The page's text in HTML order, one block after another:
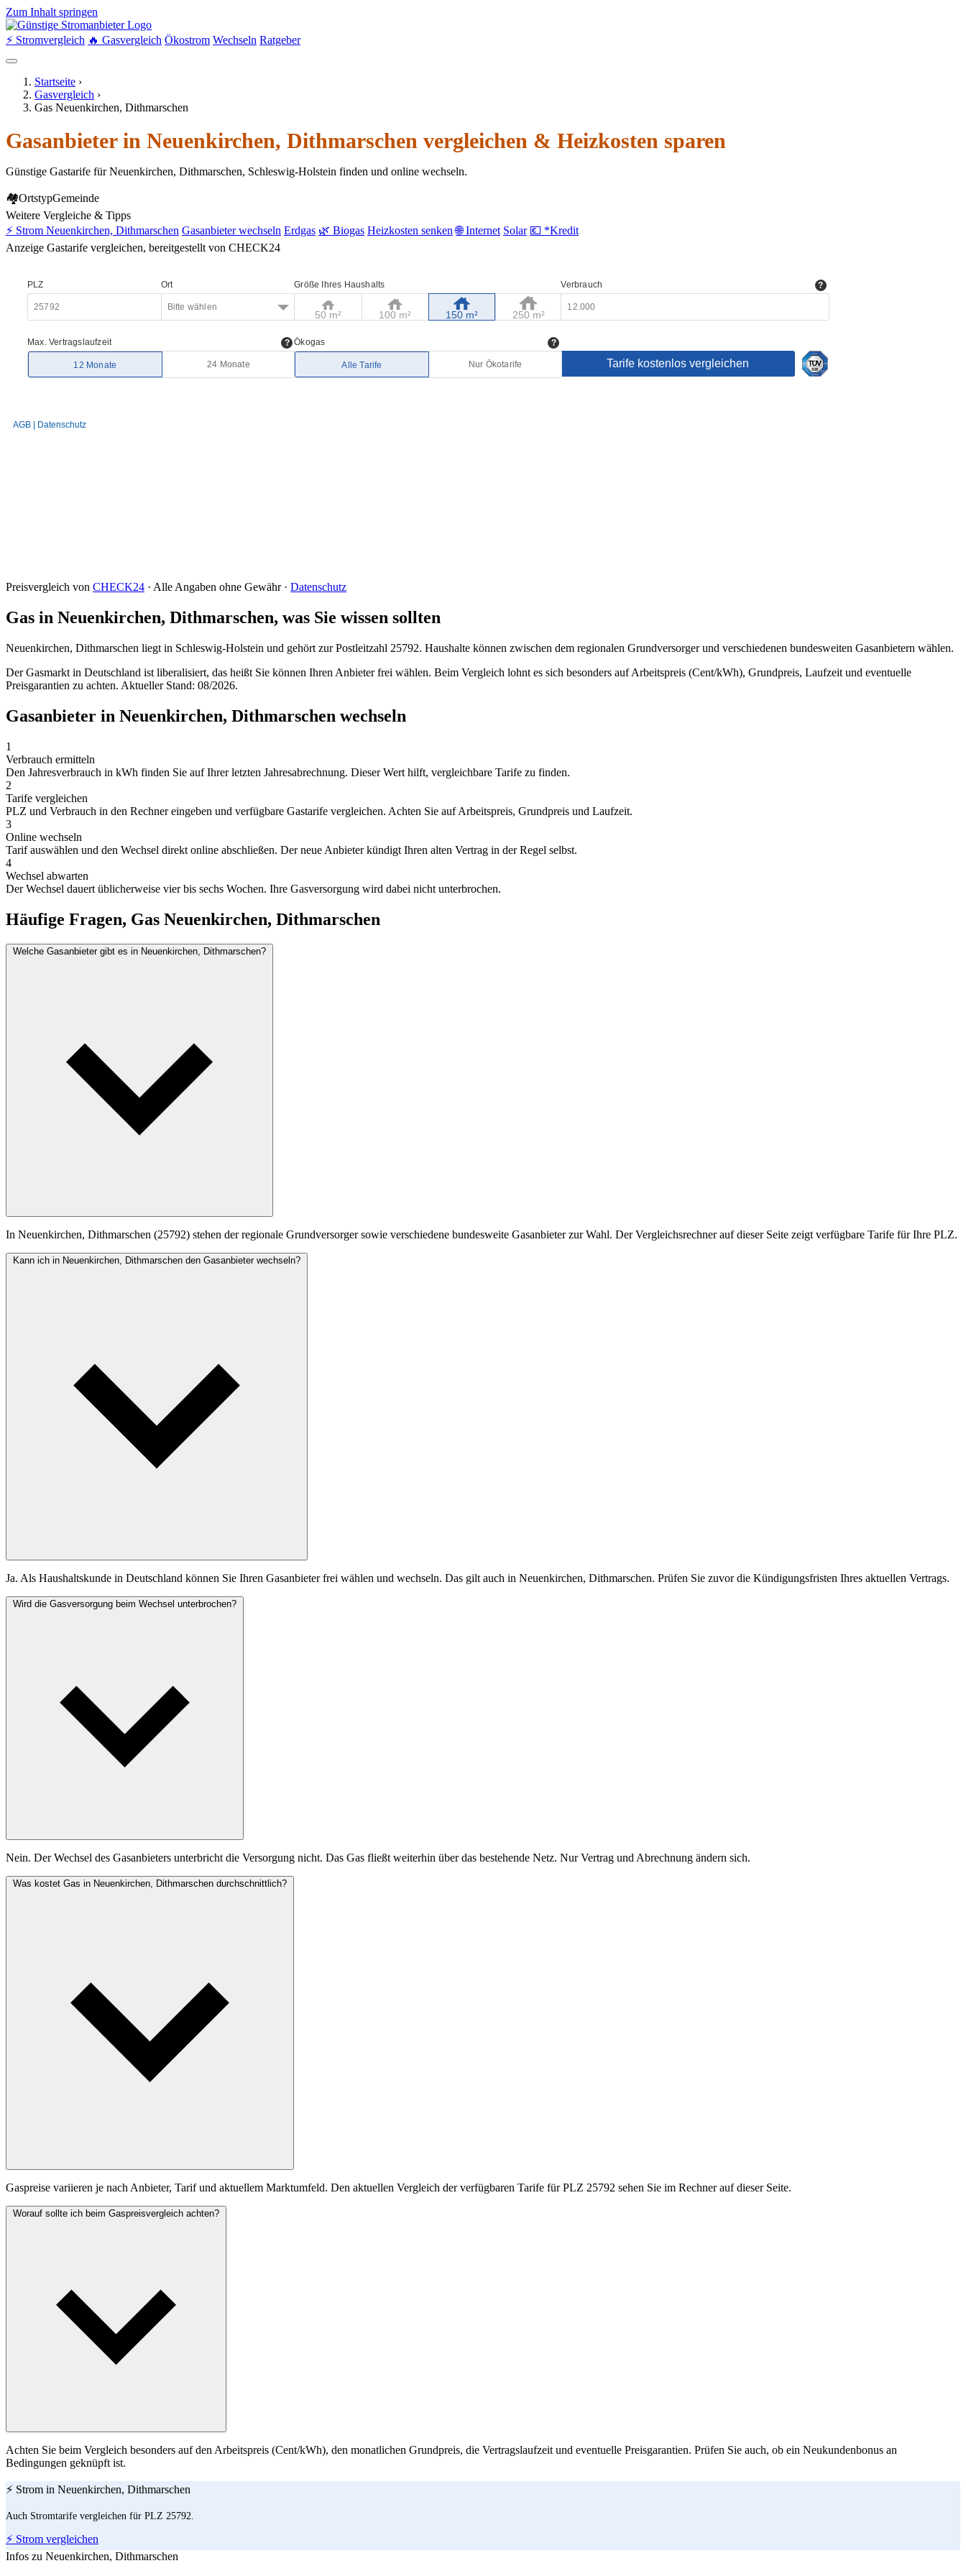
Zum Inhalt springen
⚡ Stromvergleich 🔥 Gasvergleich Ökostrom Wechseln Ratgeber
Startseite ›
Gasvergleich ›
Gas Neuenkirchen, Dithmarschen
Gasanbieter in Neuenkirchen, Dithmarschen vergleichen & Heizkosten sparen
Günstige Gastarife für Neuenkirchen, Dithmarschen, Schleswig-Holstein finden und online wechseln.
🏘OrtstypGemeinde
Weitere Vergleiche & Tipps
⚡ Strom Neuenkirchen, Dithmarschen Gasanbieter wechseln Erdgas 🌿 Biogas Heizkosten senken 🌐 Internet Solar 💶 *Kredit
Anzeige Gastarife vergleichen, bereitgestellt von CHECK24
Preisvergleich von CHECK24 · Alle Angaben ohne Gewähr · Datenschutz
Gas in Neuenkirchen, Dithmarschen, was Sie wissen sollten
Neuenkirchen, Dithmarschen liegt in Schleswig-Holstein und gehört zur Postleitzahl 25792. Haushalte können zwischen dem regionalen Grundversorger und verschiedenen bundesweiten Gasanbietern wählen.
Der Gasmarkt in Deutschland ist liberalisiert, das heißt Sie können Ihren Anbieter frei wählen. Beim Vergleich lohnt es sich besonders auf Arbeitspreis (Cent/kWh), Grundpreis, Laufzeit und eventuelle
Preisgarantien zu achten. Aktueller Stand: 08/2026.
Gasanbieter in Neuenkirchen, Dithmarschen wechseln
1
Verbrauch ermitteln
Den Jahresverbrauch in kWh finden Sie auf Ihrer letzten Jahresabrechnung. Dieser Wert hilft, vergleichbare Tarife zu finden.
2
Tarife vergleichen
PLZ und Verbrauch in den Rechner eingeben und verfügbare Gastarife vergleichen. Achten Sie auf Arbeitspreis, Grundpreis und Laufzeit.
3
Online wechseln
Tarif auswählen und den Wechsel direkt online abschließen. Der neue Anbieter kündigt Ihren alten Vertrag in der Regel selbst.
4
Wechsel abwarten
Der Wechsel dauert üblicherweise vier bis sechs Wochen. Ihre Gasversorgung wird dabei nicht unterbrochen.
Häufige Fragen, Gas Neuenkirchen, Dithmarschen
Welche Gasanbieter gibt es in Neuenkirchen, Dithmarschen?
In Neuenkirchen, Dithmarschen (25792) stehen der regionale Grundversorger sowie verschiedene bundesweite Gasanbieter zur Wahl. Der Vergleichsrechner auf dieser Seite zeigt verfügbare Tarife für Ihre PLZ.
Kann ich in Neuenkirchen, Dithmarschen den Gasanbieter wechseln?
Ja. Als Haushaltskunde in Deutschland können Sie Ihren Gasanbieter frei wählen und wechseln. Das gilt auch in Neuenkirchen, Dithmarschen. Prüfen Sie zuvor die Kündigungsfristen Ihres aktuellen Vertrags.
Wird die Gasversorgung beim Wechsel unterbrochen?
Nein. Der Wechsel des Gasanbieters unterbricht die Versorgung nicht. Das Gas fließt weiterhin über das bestehende Netz. Nur Vertrag und Abrechnung ändern sich.
Was kostet Gas in Neuenkirchen, Dithmarschen durchschnittlich?
Gaspreise variieren je nach Anbieter, Tarif und aktuellem Marktumfeld. Den aktuellen Vergleich der verfügbaren Tarife für PLZ 25792 sehen Sie im Rechner auf dieser Seite.
Worauf sollte ich beim Gaspreisvergleich achten?
Achten Sie beim Vergleich besonders auf den Arbeitspreis (Cent/kWh), den monatlichen Grundpreis, die Vertragslaufzeit und eventuelle Preisgarantien. Prüfen Sie auch, ob ein Neukundenbonus an
Bedingungen geknüpft ist.
⚡ Strom in Neuenkirchen, Dithmarschen
Auch Stromtarife vergleichen für PLZ 25792.
⚡ Strom vergleichen
Infos zu Neuenkirchen, Dithmarschen